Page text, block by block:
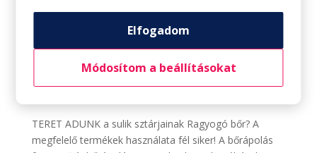
Ragyogó bőr? A megfelelő termékek
használata fél siker!
Tavaszi Zsolt|aug 29, 2022|A sulik
TERET ADUNK a sulik sztárjainak Ragyogó bőr? A
megfelelő termékek használata fél siker! A bőrápolás
Elfogadom
Módosítom a beállításokat